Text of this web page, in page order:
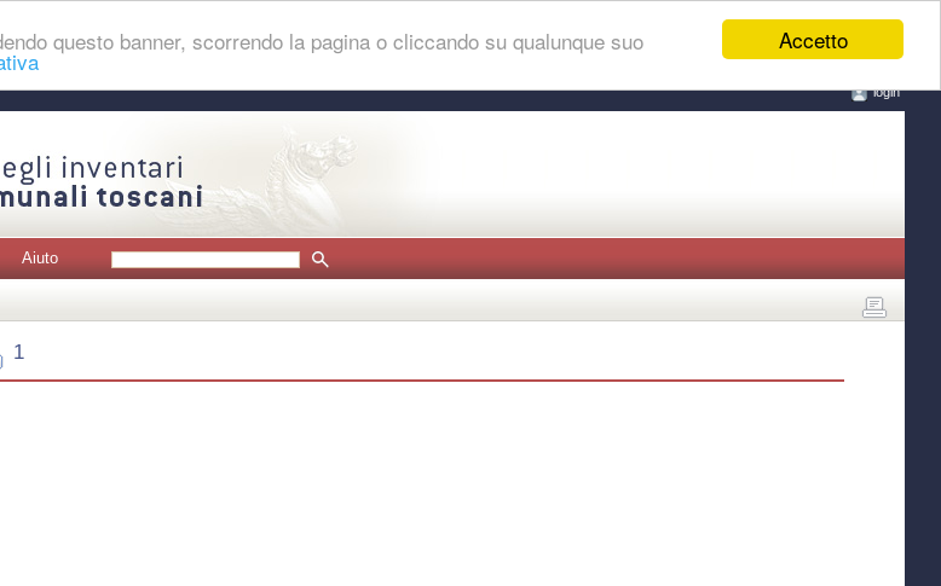
Accetto
questo banner, scorrendo la pagina o cliccando su qualunque suo
login
Aiuto
1